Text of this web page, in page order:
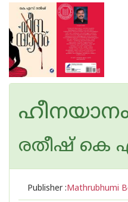
രതീഷ് കെ
Publisher :Mathrubhumi